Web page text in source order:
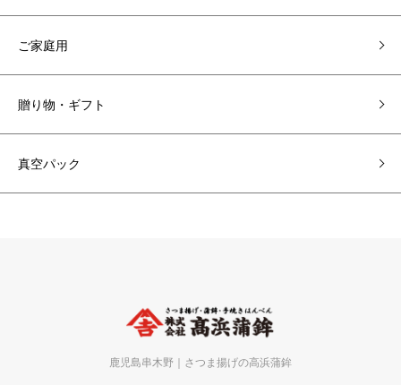
ご家庭用
贈り物・ギフト
真空パック
鹿児島串木野｜さつま揚げの高浜蒲鉾